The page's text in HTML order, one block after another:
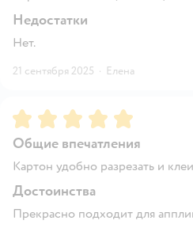
Недостатки
Нет.
21 сентября 2025 · Елена
Рейтинг:5
Общие впечатления
Картон удобно разрезать и
Достоинства
Прекрасно подходит для